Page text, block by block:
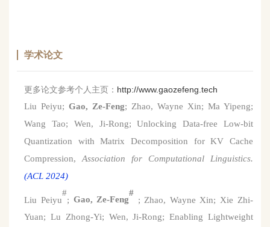
学术论文
更多论文参考个人主页： http://www.gaozefeng.tech
Liu Peiyu;Gao, Ze-Feng; Zhao, Wayne Xin; Ma Yipeng;
Wang Tao; Wen, Ji-Rong; Unlocking Data-free Low-bit
Quantization with Matrix Decomposition for KV Cache
Compression,Association for Computational Linguistics.
(ACL 2024)
Liu Peiyu
#
; Gao, Ze-Feng
#
; Zhao, Wayne Xin; Xie Zhi-
Yuan; Lu Zhong-Yi; Wen,Ji-Rong; Enabling Lightweight